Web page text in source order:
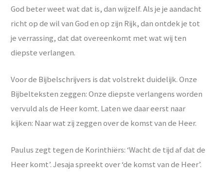
God beter weet wat dat is, dan wijzelf. Als je je aandacht
richt op de wil van God en op zijn Rijk, dan ontdek je tot
je verrassing, dat dat overeenkomt met wat wij ten
diepste verlangen.
Voor de Bijbelschrijvers is dat volstrekt duidelijk. Onze
Bijbelteksten zeggen: Onze diepste verlangens worden
vervuld als de Heer komt. Laten we daar eerst naar
kijken: Naar wat zij zeggen over de komst van de Heer.
Paulus zegt tegen de Korinthiërs: ‘Wacht de tijd af dat de
Heer komt’. Jesaja spreekt over ‘de komst van de Heer’.